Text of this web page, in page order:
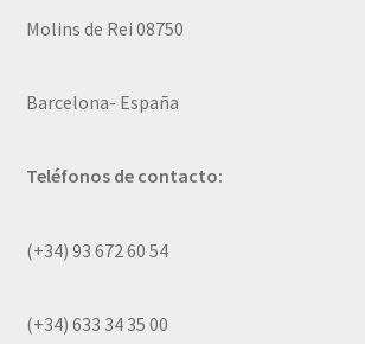
Molins de Rei 08750
Barcelona- España
Teléfonos de contacto:
(+34) 93 672 60 54
(+34) 633 34 35 00